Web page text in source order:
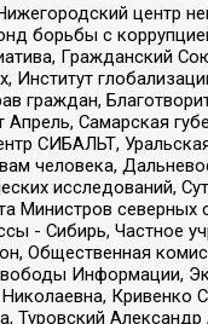
центр
борьбы с
Гражданский
Институт
граждан,
Апрель, Самарская
СИБАЛЬТ,
человека,
Министров
- Сибирь, Частное
Общественная
Информации,